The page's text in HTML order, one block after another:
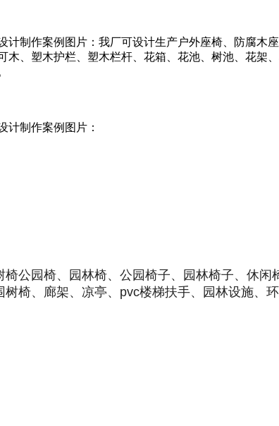
制作案例图片：我厂可设计生产户外座椅、防腐木
、塑木护栏、塑木栏杆、花箱、花池、树池、花架
计制作案例图片：
公园椅、园林椅、公园椅子、园林椅子、休闲
椅、廊架、凉亭、pvc楼梯扶手、园林设施、